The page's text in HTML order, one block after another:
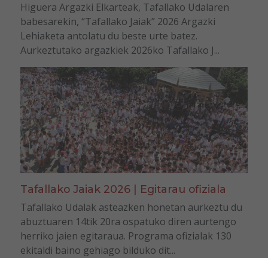
Higuera Argazki Elkarteak, Tafallako Udalaren
babesarekin, “Tafallako Jaiak” 2026 Argazki
Lehiaketa antolatu du beste urte batez.
Aurkeztutako argazkiek 2026ko Tafallako J...
Tafallako Jaiak 2026 | Egitarau ofiziala
Tafallako Udalak asteazken honetan aurkeztu du
abuztuaren 14tik 20ra ospatuko diren aurtengo
herriko jaien egitaraua. Programa ofizialak 130
ekitaldi baino gehiago bilduko dit...